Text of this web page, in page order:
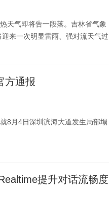
天气即将告一段落。吉林省气象
来一次明显雷雨、强对流天气过
方通报
8月4日深圳滨海大道发生局部塌
提升对话流畅度